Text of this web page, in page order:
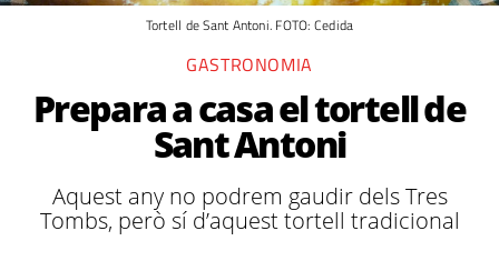
Tortell de Sant Antoni. FOTO: Cedida
GASTRONOMIA
Prepara a casa el tortell de
Sant Antoni
Aquest any no podrem gaudir dels Tres
Tombs, però sí d’aquest tortell tradicional